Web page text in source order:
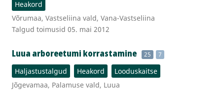
Heakord
Võrumaa, Vastseliina vald, Vana-Vastseliina
Talgud toimusid 05. mai 2012
Luua arboreetumi korrastamine 25 7
Haljastustalgud Heakord
Looduskaitse
Jõgevamaa, Palamuse vald, Luua